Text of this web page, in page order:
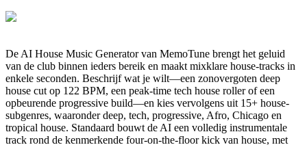
De AI House Music Generator van MemoTune brengt het geluid
van de club binnen ieders bereik en maakt mixklare house-tracks in
enkele seconden. Beschrijf wat je wilt—een zonovergoten deep
house cut op 122 BPM, een peak-time tech house roller of een
opbeurende progressive build—en kies vervolgens uit 15+ house-
subgenres, waaronder deep, tech, progressive, Afro, Chicago en
tropical house. Standaard bouwt de AI een volledig instrumentale
track rond de kenmerkende four-on-the-floor kick van house, met